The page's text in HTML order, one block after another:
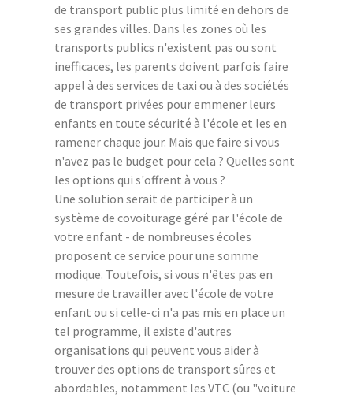
de transport public plus limité en dehors de
ses grandes villes. Dans les zones où les
transports publics n'existent pas ou sont
inefficaces, les parents doivent parfois faire
appel à des services de taxi ou à des sociétés
de transport privées pour emmener leurs
enfants en toute sécurité à l'école et les en
ramener chaque jour. Mais que faire si vous
n'avez pas le budget pour cela ? Quelles sont
les options qui s'offrent à vous ?
Une solution serait de participer à un
système de covoiturage géré par l'école de
votre enfant - de nombreuses écoles
proposent ce service pour une somme
modique. Toutefois, si vous n'êtes pas en
mesure de travailler avec l'école de votre
enfant ou si celle-ci n'a pas mis en place un
tel programme, il existe d'autres
organisations qui peuvent vous aider à
trouver des options de transport sûres et
abordables, notamment les VTC (ou "voiture